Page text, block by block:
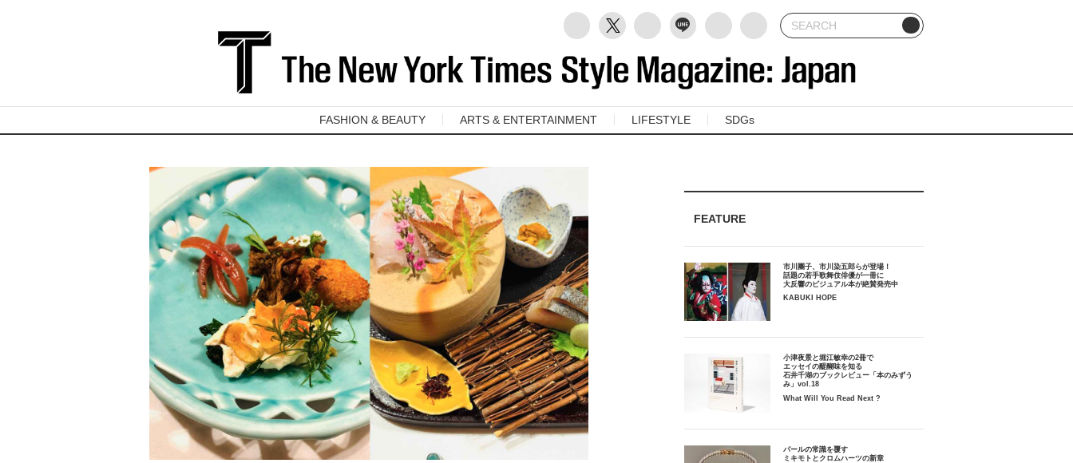
FASHION & BEAUTY ARTS & ENTERTAINMENT LIFESTYLE SDGs
FEATURE
市川團子、市川染五郎らが登場！
話題の若手歌舞伎俳優が一冊に
大反響のビジュアル本が絶賛発売中
KABUKI HOPE
小津夜景と堀江敏幸の2冊で
エッセイの醍醐味を知る
石井千湖のブックレビュー「本のみずう
み」vol.18
What Will You Read Next ?
パールの常識を覆す
ミキモトとクロムハーツの新章